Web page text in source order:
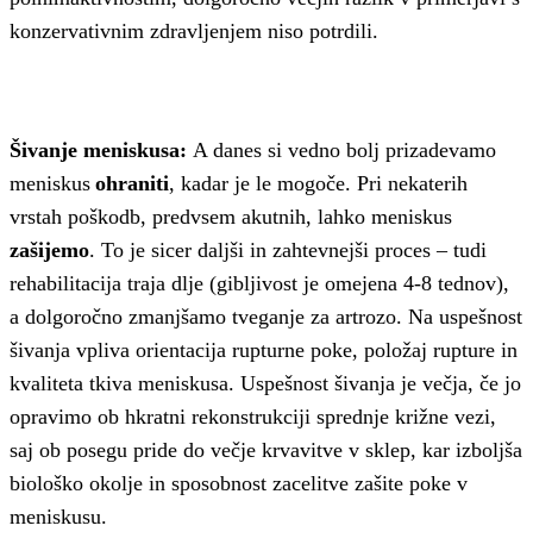
konzervativnim zdravljenjem niso potrdili.
Šivanje meniskusa: A danes si vedno bolj prizadevamo
meniskus ohraniti, kadar je le mogoče. Pri nekaterih
vrstah poškodb, predvsem akutnih, lahko meniskus
zašijemo. To je sicer daljši in zahtevnejši proces – tudi
rehabilitacija traja dlje (gibljivost je omejena 4-8 tednov),
a dolgoročno zmanjšamo tveganje za artrozo. Na uspešnost
šivanja vpliva orientacija rupturne poke, položaj rupture in
kvaliteta tkiva meniskusa. Uspešnost šivanja je večja, če jo
opravimo ob hkratni rekonstrukciji sprednje križne vezi,
saj ob posegu pride do večje krvavitve v sklep, kar izboljša
biološko okolje in sposobnost zacelitve zašite poke v
meniskusu.